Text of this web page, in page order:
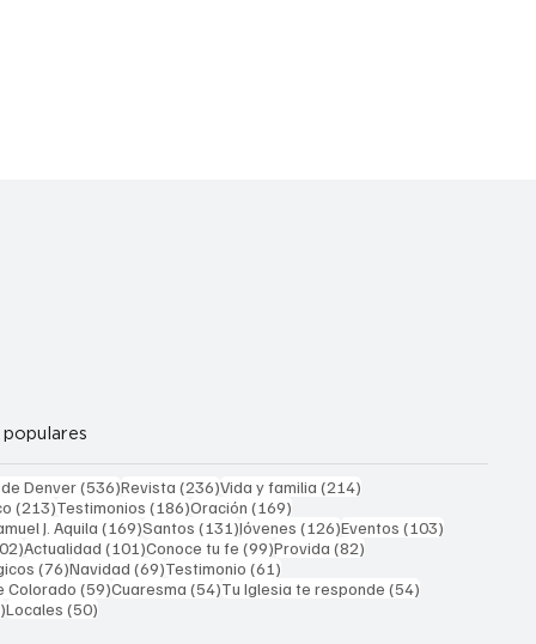
Denver(536)536 entradas
Revista (236)236 entradas
Vida y familia (214)214 entradas
(213)213 entradas
Testimonios (186)186 entradas
Oración (169)169 entradas
J. Aquila (169)169 entradas
Santos (131)131 entradas
Jóvenes (126)126 entradas
Eventos (103)103
102 entradas
Actualidad (101)101 entradas
Conoce tu fe (99)99 entradas
Provida (82)82 entradas
(76)76 entradas
Navidad (69)69 entradas
Testimonio (61)61 entradas
Colorado (59)59 entradas
Cuaresma (54)54 entradas
Tu Iglesia te responde (54)54 entradas
51 entradas
Locales (50)50 entradas